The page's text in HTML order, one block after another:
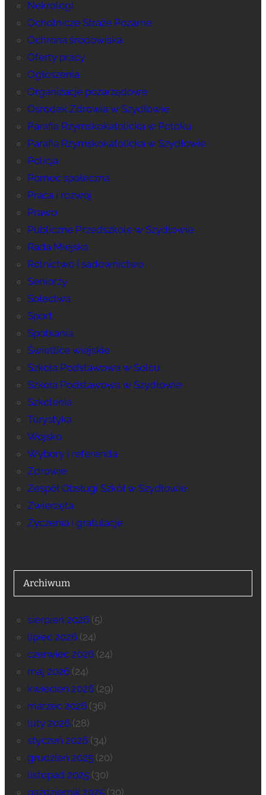
Nekrologi
Ochotnicze Straże Pożarne
Ochrona środowiska
Oferty pracy
Ogłoszenia
Organizacje pozarządowe
Ośrodek Zdrowia w Szydłowie
Parafia Rzymskokatolicka w Potoku
Parafia Rzymskokatolicka w Szydłowie
Policja
Pomoc społeczna
Praca i rozwój
Prawo
Publiczne Przedszkole w Szydłowie
Rada Miejska
Rolnictwo i sadownictwo
Seniorzy
Sołectwa
Sport
Spotkania
Świetlice wiejskie
Szkoła Podstawowa w Solcu
Szkoła Podstawowa w Szydłowie
Szkolenia
Turystyka
Wojsko
Wybory i referenda
Zdrowie
Zespół Obsługi Szkół w Szydłowie
Zwierzęta
Życzenia i gratulacje
Archiwum
sierpień 2026(5)
lipiec 2026(24)
czerwiec 2026(24)
maj 2026(24)
kwiecień 2026(29)
marzec 2026(36)
luty 2026(28)
styczeń 2026(34)
grudzień 2025(20)
listopad 2025(30)
październik 2025(30)